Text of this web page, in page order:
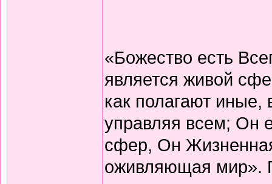
«Божество есть
является живой
как полагают
управляя всем; Он
сфер, Он
оживляющая мир».